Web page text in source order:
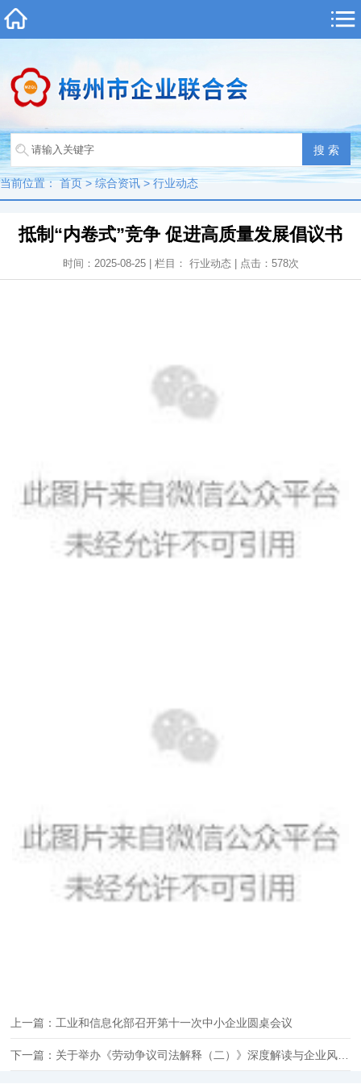
当前位置：首页>综合资讯>行业动态
抵制“内卷式”竞争 促进高质量发展倡议书
时间：2025-08-25 | 栏目： 行业动态| 点击： 578次
上一篇：工业和信息化部召开第十一次中小企业圆桌会议
下一篇：关于举办《劳动争议司法解释（二）》深度解读与企业风险防范专题培训班的通知